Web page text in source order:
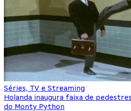
Séries, TV e Streaming
Holanda inaugura faixa de
do Monty Python